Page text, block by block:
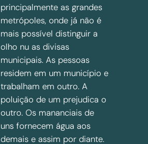
principalmente as grandes
metrópoles, onde já não é
mais possível distinguir a
olho nu as divisas
municipais. As pessoas
residem em um município e
trabalham em outro. A
poluição de um prejudica o
outro. Os mananciais de
uns fornecem água aos
demais e assim por diante.